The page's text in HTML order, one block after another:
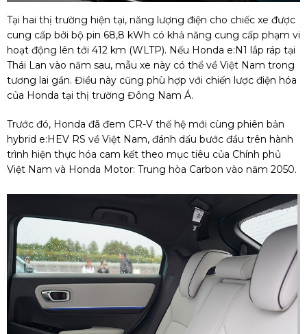
Tại hai thị trường hiện tại, năng lượng điện cho chiếc xe được
cung cấp bởi bộ pin 68,8 kWh có khả năng cung cấp phạm vi
hoạt động lên tới 412 km (WLTP). Nếu Honda e:N1 lắp ráp tại
Thái Lan vào năm sau, mẫu xe này có thể về Việt Nam trong
tương lai gần. Điều này cũng phù hợp với chiến lược điện hóa
của Honda tại thị trường Đông Nam Á.
Trước đó, Honda đã đem CR-V thế hệ mới cùng phiên bản
hybrid e:HEV RS về Việt Nam, đánh dấu bước đầu trên hành
trình hiện thực hóa cam kết theo mục tiêu của Chính phủ
Việt Nam và Honda Motor: Trung hòa Carbon vào năm 2050.